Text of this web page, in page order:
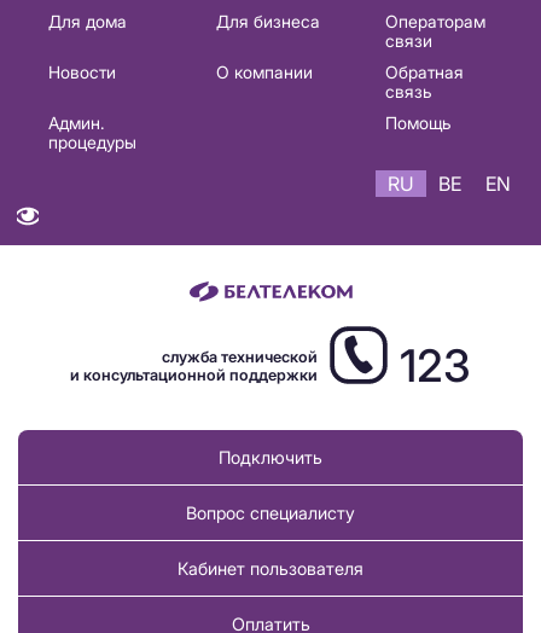
Основная
навигация
Для дома Для бизнеса
Операторам
связи
Новости
О компании
Обратная
связь
Админ.
процедуры
Помощь
RU BE EN
служба технической
и консультационной поддержки
123
Подключить
Вопрос специалисту
Кабинет пользователя
Оплатить